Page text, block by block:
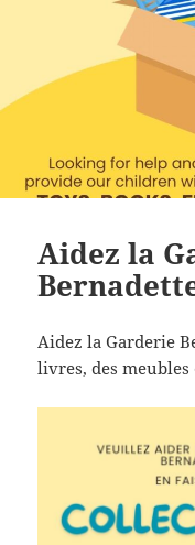
Aidez la
Aidez la Garderie
livres, des